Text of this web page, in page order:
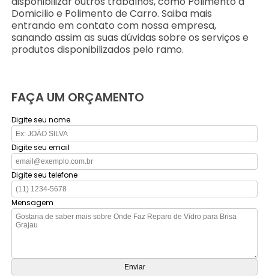
Domicilio e Polimento de Carro. Saiba mais
entrando em contato com nossa empresa,
sanando assim as suas dúvidas sobre os serviços e
produtos disponibilizados pelo ramo.
FAÇA UM ORÇAMENTO
Digite seu nome
Digite seu email
Digite seu telefone
Mensagem